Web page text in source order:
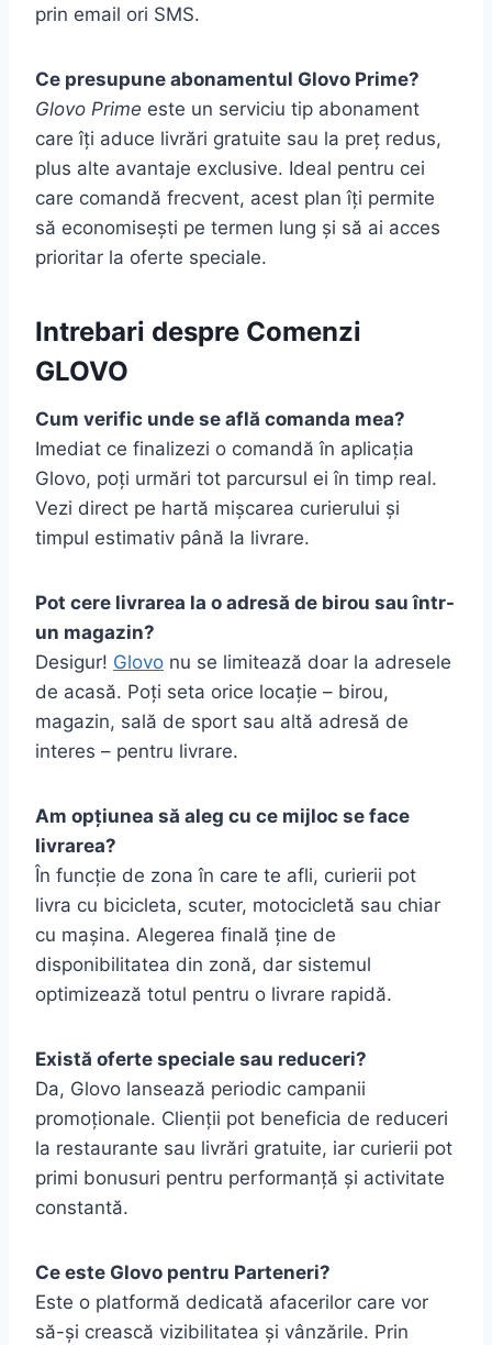
prin email ori SMS.
Ce presupune abonamentul Glovo Prime?
Glovo Prime este un serviciu tip abonament
care îți aduce livrări gratuite sau la preț redus,
plus alte avantaje exclusive. Ideal pentru cei
care comandă frecvent, acest plan îți permite
să economisești pe termen lung și să ai acces
prioritar la oferte speciale.
Intrebari despre Comenzi
GLOVO
Cum verific unde se află comanda mea?
Imediat ce finalizezi o comandă în aplicația
Glovo, poți urmări tot parcursul ei în timp real.
Vezi direct pe hartă mișcarea curierului și
timpul estimativ până la livrare.
Pot cere livrarea la o adresă de birou sau într-
un magazin?
Desigur! Glovo nu se limitează doar la adresele
de acasă. Poți seta orice locație – birou,
magazin, sală de sport sau altă adresă de
interes – pentru livrare.
Am opțiunea să aleg cu ce mijloc se face
livrarea?
În funcție de zona în care te afli, curierii pot
livra cu bicicleta, scuter, motocicletă sau chiar
cu mașina. Alegerea finală ține de
disponibilitatea din zonă, dar sistemul
optimizează totul pentru o livrare rapidă.
Există oferte speciale sau reduceri?
Da, Glovo lansează periodic campanii
promoționale. Clienții pot beneficia de reduceri
la restaurante sau livrări gratuite, iar curierii pot
primi bonusuri pentru performanță și activitate
constantă.
Ce este Glovo pentru Parteneri?
Este o platformă dedicată afacerilor care vor
să-și crească vizibilitatea și vânzările. Prin